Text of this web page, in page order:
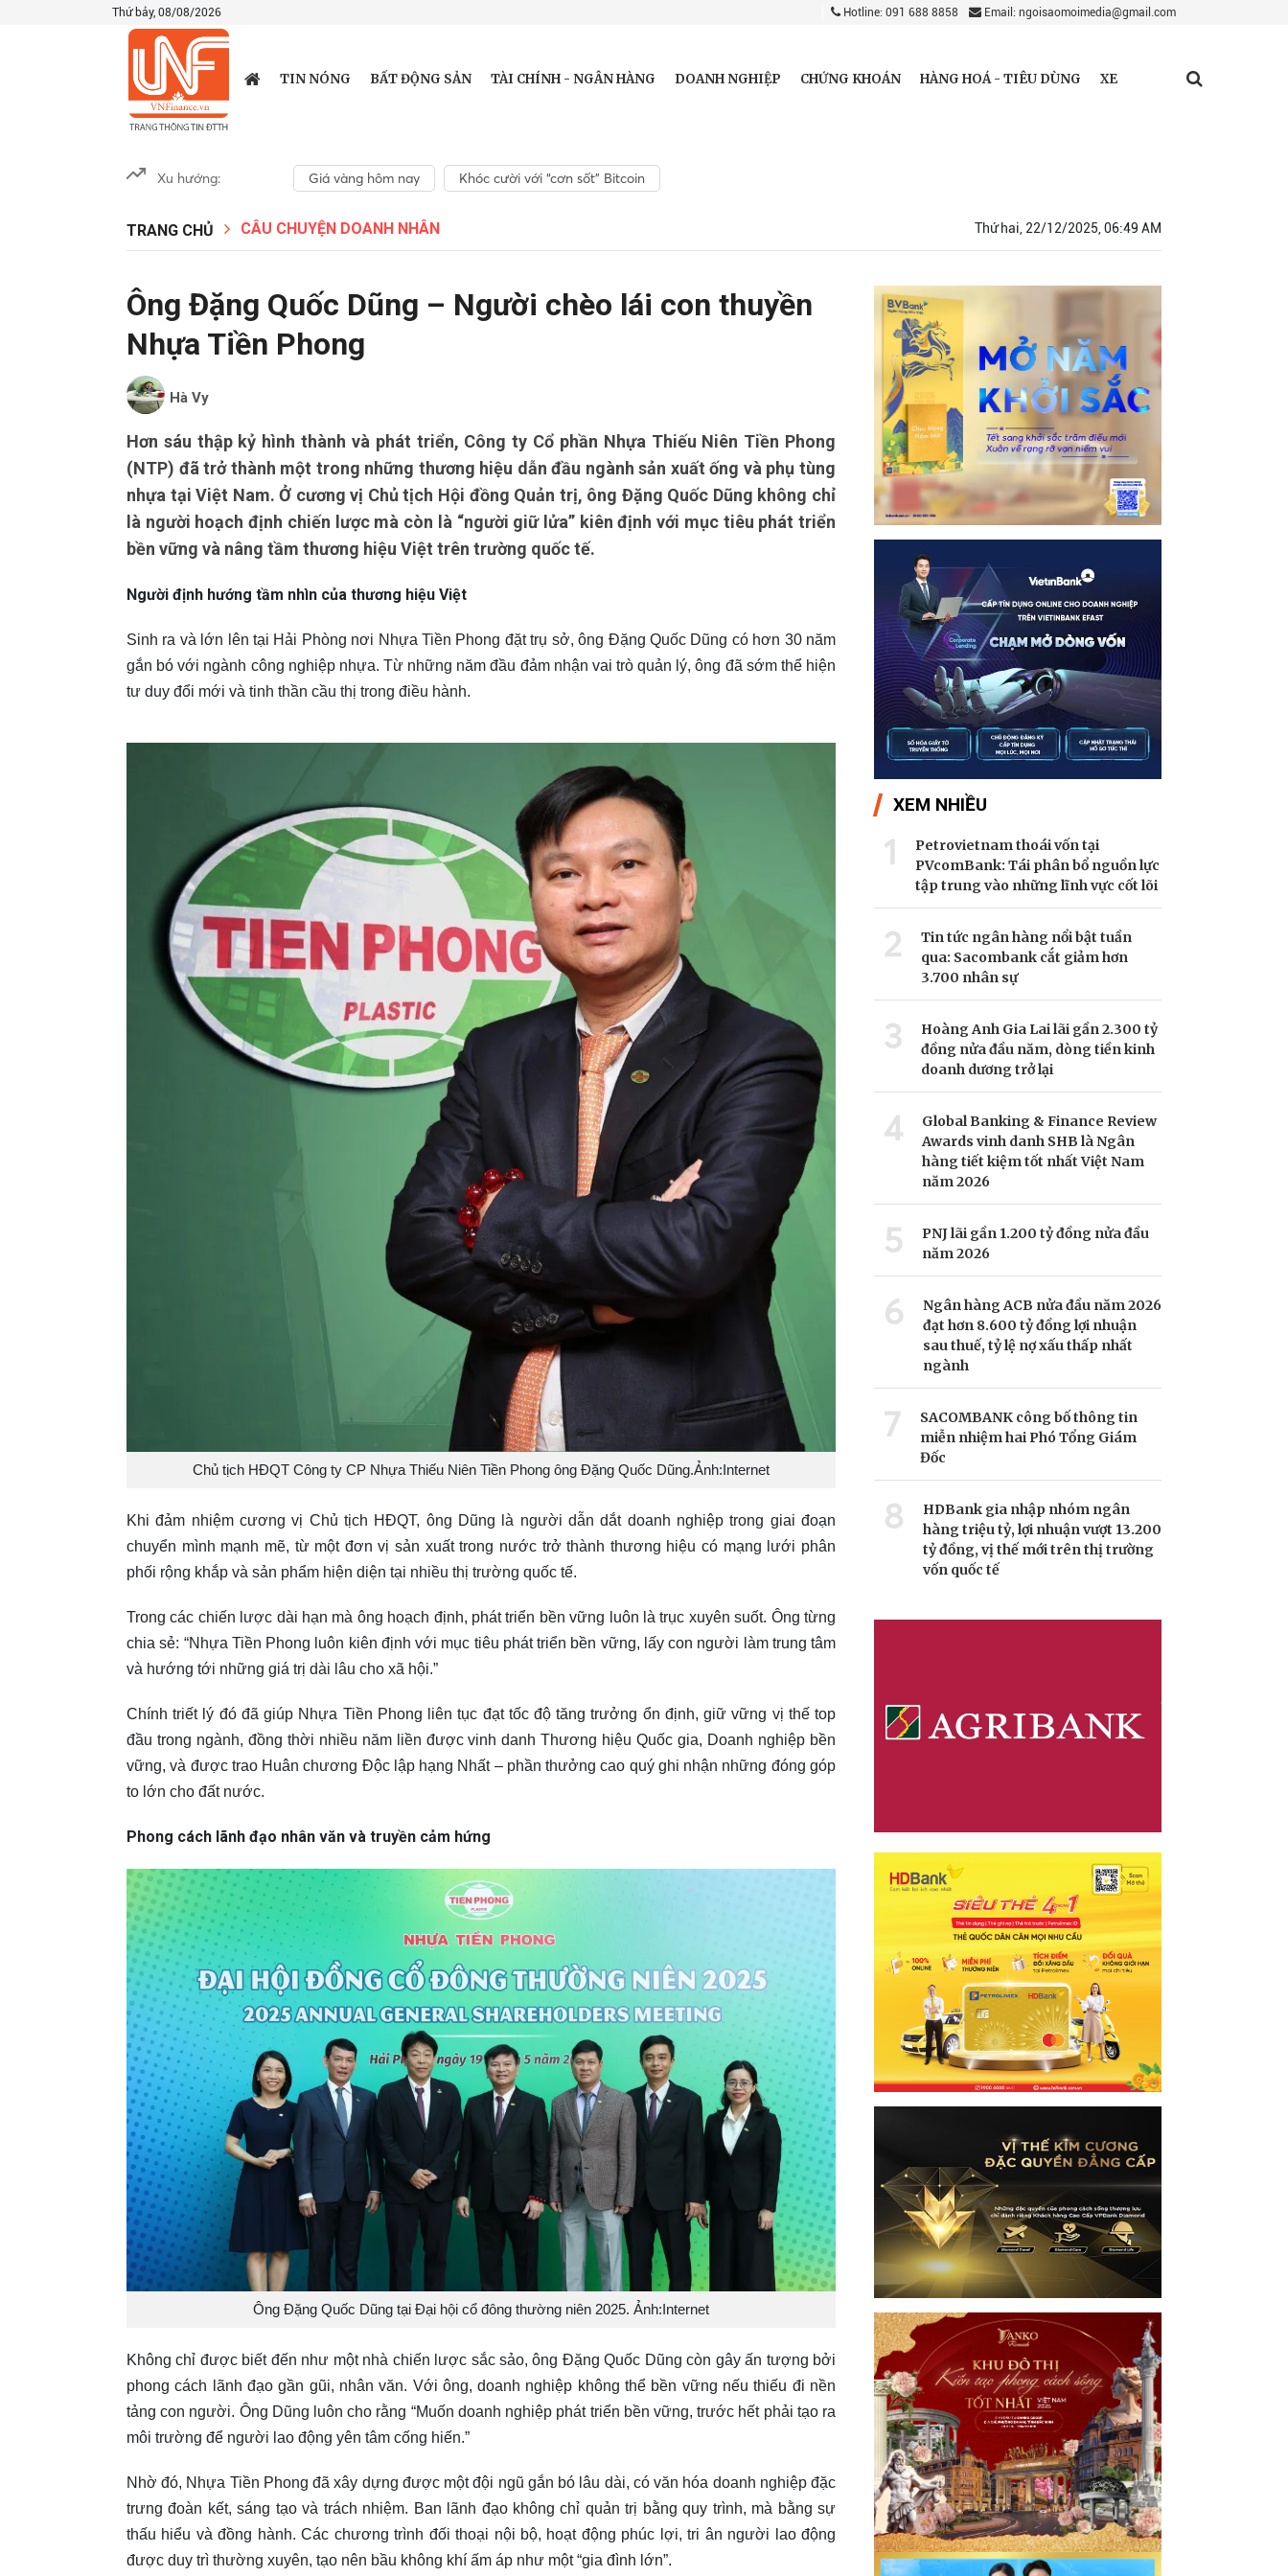
Thứ bảy, 08/08/2026 Hotline: 091 688 8858 Email: ngoisaomoimedia@gmail.com
TIN NÓNG BẤT ĐỘNG SẢN TÀI CHÍNH - NGÂN HÀNG DOANH NGHIỆP CHỨNG KHOÁN HÀNG HOÁ - TIÊU DÙNG XE
Xu hướng: Giá vàng hôm nay Khóc cười với “cơn sốt” Bitcoin
TRANG CHỦ CÂU CHUYỆN DOANH NHÂN Thứ hai, 22/12/2025, 06:49 AM
Ông Đặng Quốc Dũng – Người chèo lái con thuyền
Nhựa Tiền Phong
Hà Vy
Hơn sáu thập kỷ hình thành và phát triển, Công ty Cổ phần Nhựa Thiếu Niên Tiền Phong
(NTP) đã trở thành một trong những thương hiệu dẫn đầu ngành sản xuất ống và phụ tùng
nhựa tại Việt Nam. Ở cương vị Chủ tịch Hội đồng Quản trị, ông Đặng Quốc Dũng không chỉ
là người hoạch định chiến lược mà còn là “người giữ lửa” kiên định với mục tiêu phát triển
bền vững và nâng tầm thương hiệu Việt trên trường quốc tế.
Người định hướng tầm nhìn của thương hiệu Việt
Sinh ra và lớn lên tại Hải Phòng nơi Nhựa Tiền Phong đặt trụ sở, ông Đặng Quốc Dũng có hơn 30 năm
gắn bó với ngành công nghiệp nhựa. Từ những năm đầu đảm nhận vai trò quản lý, ông đã sớm thể hiện
tư duy đổi mới và tinh thần cầu thị trong điều hành.
Chủ tịch HĐQT Công ty CP Nhựa Thiếu Niên Tiền Phong ông Đặng Quốc Dũng.Ảnh:Internet
Khi đảm nhiệm cương vị Chủ tịch HĐQT, ông Dũng là người dẫn dắt doanh nghiệp trong giai đoạn
chuyển mình mạnh mẽ, từ một đơn vị sản xuất trong nước trở thành thương hiệu có mạng lưới phân
phối rộng khắp và sản phẩm hiện diện tại nhiều thị trường quốc tế.
Trong các chiến lược dài hạn mà ông hoạch định, phát triển bền vững luôn là trục xuyên suốt. Ông từng
chia sẻ: “Nhựa Tiền Phong luôn kiên định với mục tiêu phát triển bền vững, lấy con người làm trung tâm
và hướng tới những giá trị dài lâu cho xã hội.”
Chính triết lý đó đã giúp Nhựa Tiền Phong liên tục đạt tốc độ tăng trưởng ổn định, giữ vững vị thế top
đầu trong ngành, đồng thời nhiều năm liền được vinh danh Thương hiệu Quốc gia, Doanh nghiệp bền
vững, và được trao Huân chương Độc lập hạng Nhất – phần thưởng cao quý ghi nhận những đóng góp
to lớn cho đất nước.
Phong cách lãnh đạo nhân văn và truyền cảm hứng
Ông Đặng Quốc Dũng tại Đại hội cổ đông thường niên 2025. Ảnh:Internet
Không chỉ được biết đến như một nhà chiến lược sắc sảo, ông Đặng Quốc Dũng còn gây ấn tượng bởi
phong cách lãnh đạo gần gũi, nhân văn. Với ông, doanh nghiệp không thể bền vững nếu thiếu đi nền
tảng con người. Ông Dũng luôn cho rằng “Muốn doanh nghiệp phát triển bền vững, trước hết phải tạo ra
môi trường để người lao động yên tâm cống hiến.”
Nhờ đó, Nhựa Tiền Phong đã xây dựng được một đội ngũ gắn bó lâu dài, có văn hóa doanh nghiệp đặc
trưng đoàn kết, sáng tạo và trách nhiệm. Ban lãnh đạo không chỉ quản trị bằng quy trình, mà bằng sự
thấu hiểu và đồng hành. Các chương trình đối thoại nội bộ, hoạt động phúc lợi, tri ân người lao động
được duy trì thường xuyên, tạo nên bầu không khí ấm áp như một “gia đình lớn”.
XEM NHIỀU
1
Petrovietnam thoái vốn tại
PVcomBank: Tái phân bổ nguồn lực
tập trung vào những lĩnh vực cốt lõi
2
Tin tức ngân hàng nổi bật tuần
qua: Sacombank cắt giảm hơn
3.700 nhân sự
3
Hoàng Anh Gia Lai lãi gần 2.300 tỷ
đồng nửa đầu năm, dòng tiền kinh
doanh dương trở lại
4
Global Banking & Finance Review
Awards vinh danh SHB là Ngân
hàng tiết kiệm tốt nhất Việt Nam
năm 2026
5
PNJ lãi gần 1.200 tỷ đồng nửa đầu
năm 2026
6
Ngân hàng ACB nửa đầu năm 2026
đạt hơn 8.600 tỷ đồng lợi nhuận
sau thuế, tỷ lệ nợ xấu thấp nhất
ngành
7
SACOMBANK công bố thông tin
miễn nhiệm hai Phó Tổng Giám
Đốc
8
HDBank gia nhập nhóm ngân
hàng triệu tỷ, lợi nhuận vượt 13.200
tỷ đồng, vị thế mới trên thị trường
vốn quốc tế